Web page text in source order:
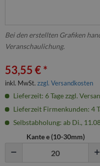
Bei den erstellten Grafiken
Veranschaulichung.
53,55 € *
inkl. MwSt. zzgl. Versandkosten
Lieferzeit: 6 Tage zzgl.
Lieferzeit Firmenkunden: 4
Selbstabholung: ab Di.,
Kante e (10-30mm)